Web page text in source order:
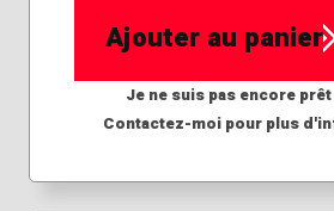
Ajouter au panier
Je ne suis pas encore
Contactez-moi pour plus